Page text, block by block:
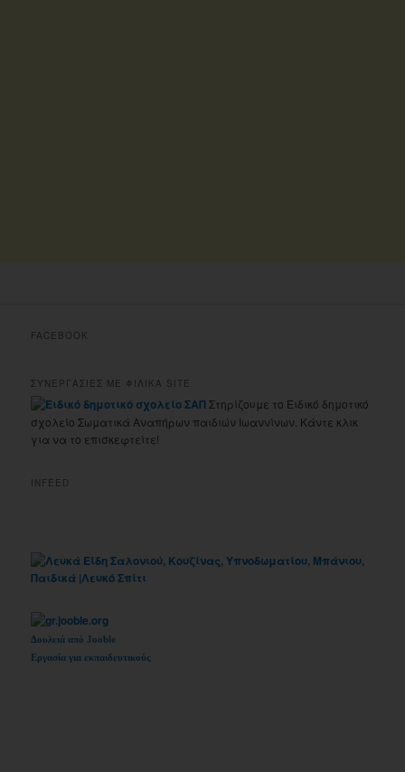
FACEBOOK
ΣΥΝΕΡΓΑΣΙΕΣ ΜΕ ΦΙΛΙΚΑ SITE
Στηρίζουμε το Ειδικό δημοτικό
σχολείο Σωματικά Αναπήρων παιδιών Ιωαννίνων. Κάντε κλικ
για να το επισκεφτείτε!
INFEED
Δουλειά από Jooble
Εργασία για εκπαιδευτικούς